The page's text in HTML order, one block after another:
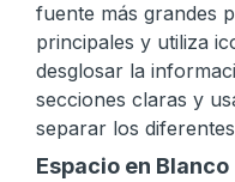
fuente más grandes
principales y utiliza
desglosar la
secciones claras y
separar los
Espacio en Blanco